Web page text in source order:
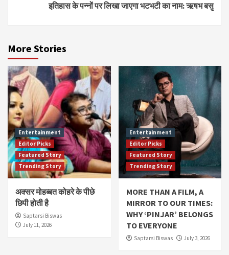
इतिहास के पन्नों पर लिखा जाएगा भटभटी का नाम: ऋषभ बसु
More Stories
Entertainment
Editor Picks
Featured Story
Trending Story
अक्सर मोहब्बत कोहरे के पीछे
छिपी होती है
Saptarsi Biswas
July 11, 2026
Entertainment
Editor Picks
Featured Story
Trending Story
MORE THAN A FILM, A
MIRROR TO OUR TIMES:
WHY ‘PINJAR’ BELONGS
TO EVERYONE
Saptarsi Biswas July 3, 2026